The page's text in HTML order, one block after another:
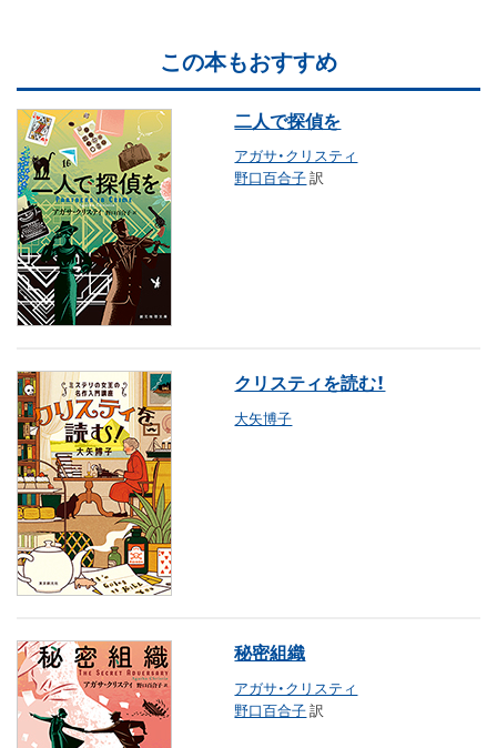
この本もおすすめ
二人で探偵を
アガサ・クリスティ
野口百合子訳
クリスティを読む！
大矢博子
秘密組織
アガサ・クリスティ
野口百合子訳